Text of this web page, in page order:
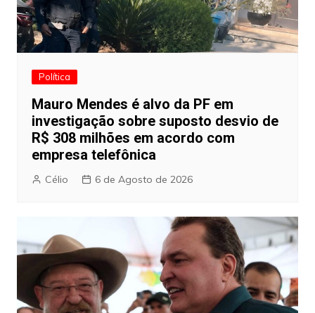
Política
Mauro Mendes é alvo da PF em
investigação sobre suposto desvio de
R$ 308 milhões em acordo com
empresa telefônica
Célio 6 de Agosto de 2026